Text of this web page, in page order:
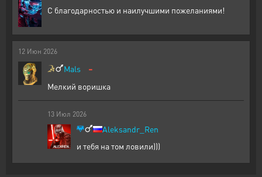
С благодарностью и наилучшими пожеланиями!
12 Июн 2026
Mals -
Мелкий воришка
13 Июл 2026
Aleksandr_Ren
и тебя на том ловили)))